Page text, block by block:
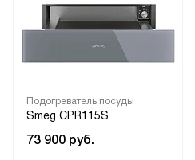
Подогреватель посуды
Smeg CPR115S
73 900 руб.